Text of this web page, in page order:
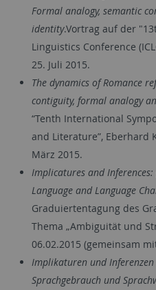
Formal analogy, semantic
identity.Vortrag auf der
Linguistics Conference
25. Juli 2015.
The dynamics of Romance
contiguity, formal analogy
“Tenth International
and Literature”, Eberhard
März 2015.
Implicatures and
Language and Language
Graduiertentagung des
Thema „Ambiguität und
06.02.2015 (gemeinsam
Implikaturen und
Sprachgebrauch und